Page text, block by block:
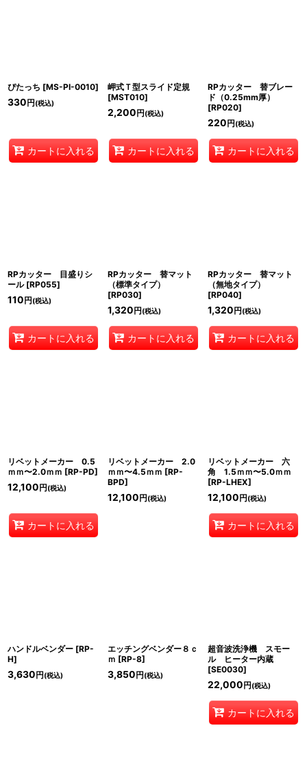
ぴたっち [MS-PI-0010]
330 円 (税込)
カートに入れる
岬式Ｔ型スライド定規
[MST010]
2,200 円 (税込)
カートに入れる
RPカッター 替ブレー
ド（0.25mm厚）
[RP020]
220 円 (税込)
カートに入れる
RPカッター 目盛りシ
ール [RP055]
110 円 (税込)
カートに入れる
RPカッター 替マット
（標準タイプ）
[RP030]
1,320 円 (税込)
カートに入れる
RPカッター 替マット
（無地タイプ）
[RP040]
1,320 円 (税込)
カートに入れる
リベットメーカー 0.5
ｍｍ〜2.0ｍｍ [RP-PD]
12,100 円 (税込)
カートに入れる
リベットメーカー 2.0
ｍｍ〜4.5ｍｍ [RP-
BPD]
12,100 円 (税込)
リベットメーカー 六
角 1.5ｍｍ〜5.0ｍｍ
[RP-LHEX]
12,100 円 (税込)
カートに入れる
ハンドルベンダー [RP-
H]
3,630 円 (税込)
エッチングベンダー８ｃ
ｍ [RP-8]
3,850 円 (税込)
超音波洗浄機 スモー
ル ヒーター内蔵
[SE0030]
22,000 円 (税込)
カートに入れる